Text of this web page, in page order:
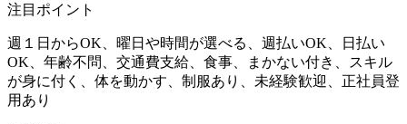
注目ポイント
週１日からOK、曜日や時間が選べる、週払いOK、日払い
OK、年齢不問、交通費支給、食事、まかない付き、スキル
が身に付く、体を動かす、制服あり、未経験歓迎、正社員登
用あり